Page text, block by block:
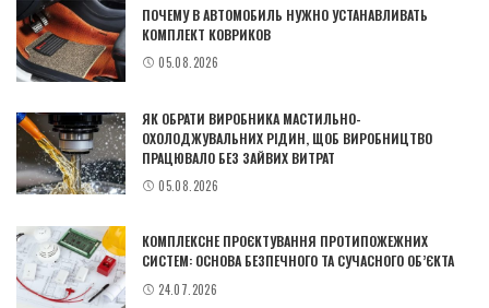
ПОЧЕМУ В АВТОМОБИЛЬ НУЖНО УСТАНАВЛИВАТЬ
КОМПЛЕКТ КОВРИКОВ
05.08.2026
ЯК ОБРАТИ ВИРОБНИКА МАСТИЛЬНО-
ОХОЛОДЖУВАЛЬНИХ РІДИН, ЩОБ ВИРОБНИЦТВО
ПРАЦЮВАЛО БЕЗ ЗАЙВИХ ВИТРАТ
05.08.2026
КОМПЛЕКСНЕ ПРОЄКТУВАННЯ ПРОТИПОЖЕЖНИХ
СИСТЕМ: ОСНОВА БЕЗПЕЧНОГО ТА СУЧАСНОГО ОБ’ЄКТА
24.07.2026